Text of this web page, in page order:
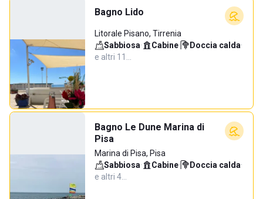
Bagno Lido
Litorale Pisano, Tirrenia
Sabbiosa· Cabine· Doccia calda·
e altri 11…
Bagno Le Dune Marina di
Pisa
Marina di Pisa, Pisa
Sabbiosa· Cabine· Doccia calda·
e altri 4…